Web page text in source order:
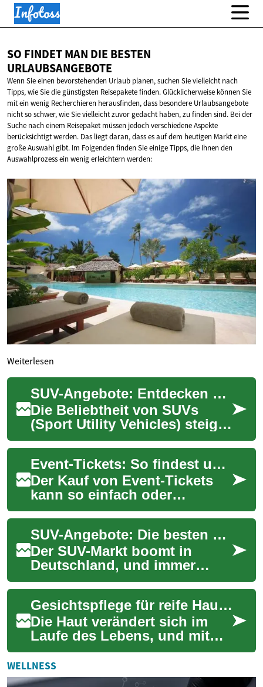
SO FINDET MAN DIE BESTEN
URLAUBSANGEBOTE
Wenn Sie einen bevorstehenden Urlaub planen, suchen Sie vielleicht nach
Tipps, wie Sie die günstigsten Reisepakete finden. Glücklicherweise können Sie
mit ein wenig Recherchieren herausfinden, dass besondere Urlaubsangebote
nicht so schwer, wie Sie vielleicht zuvor gedacht haben, zu finden sind. Bei der
Suche nach einem Reisepaket müssen jedoch verschiedene Aspekte
berücksichtigt werden. Das liegt daran, dass es auf dem heutigen Markt eine
große Auswahl gibt. Im Folgenden finden Sie einige Tipps, die Ihnen den
Auswahlprozess ein wenig erleichtern werden:
Weiterlesen
SUV-Angebote: Entdecken Sie die besten Modelle und Deals
Die Beliebtheit von SUVs
(Sport Utility Vehicles) steigt
stetig an, und es ist leicht zu
verstehen, warum. Diese
viel...
Event-Tickets: So findest und kaufst du die besten Karten
Der Kauf von Event-Tickets
kann so einfach oder
kompliziert sein, wie die
Veranstaltung selbst. Ob
Konzert, Theatersh...
SUV-Angebote: Die besten Deals für kompakte SUVs in Deutschland
Der SUV-Markt boomt in
Deutschland, und immer
mehr Autofahrer entscheiden
sich für diese vielseitigen
Fahrzeuge. Beso...
Gesichtspflege für reife Haut: Die besten Cremes für Anti-Aging
Die Haut verändert sich im
Laufe des Lebens, und mit
zunehmendem Alter benötigt
sie besondere Pflege. Für
reife Haut ...
WELLNESS